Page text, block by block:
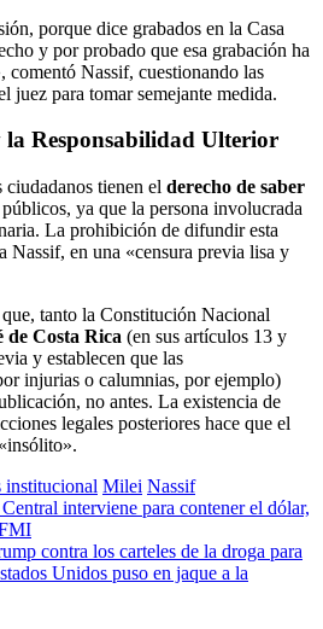
porque dice grabados en la Casa
y por probado que esa grabación ha
comentó Nassif, cuestionando las
juez para tomar semejante medida.
la Responsabilidad Ulterior
tienen el derecho de saber
ya que la persona involucrada
La prohibición de difundir esta
Nassif, en una «censura previa lisa y
tanto la Constitución Nacional
de Costa Rica (en sus artículos 13 y
y establecen que las
injurias o calumnias, por ejemplo)
no antes. La existencia de
legales posteriores hace que el
institucional Milei Nassif
interviene para contener el dólar,
contra los carteles de la droga para
Unidos puso en jaque a la